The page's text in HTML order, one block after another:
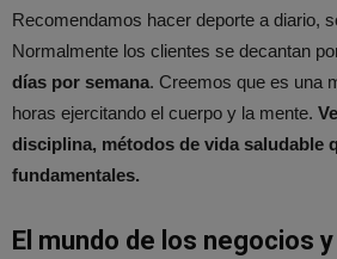
Recomendamos hacer deporte a diario,
Normalmente los clientes se decantan
días por semana. Creemos que es una
horas ejercitando el cuerpo y la mente.
disciplina, métodos de vida saludable
fundamentales.
El mundo de los negocios